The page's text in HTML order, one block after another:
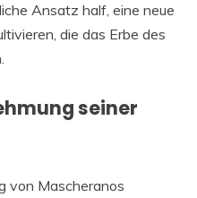
Ansatz half, eine neue
die das Erbe des
seiner
von Mascheranos